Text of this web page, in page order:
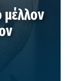
μέλλον